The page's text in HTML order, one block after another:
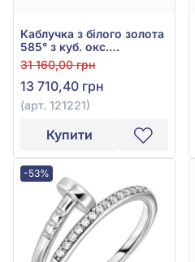
Каблучка з білого золота
585° з куб. окс.
цирконію, арт. 121221
31 160,00 грн
13 710,40 грн
(арт. 121221)
Купити
-53%